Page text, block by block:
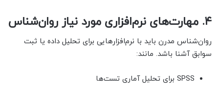
۴. مهارت‌های نرم‌افزاری مورد نیاز روان‌شناس
روان‌شناس مدرن باید با نرم‌افزارهایی برای تحلیل داده یا ثبت
سوابق آشنا باشد. مانند:
SPSS برای تحلیل آماری تست‌ها